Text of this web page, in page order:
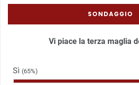
SONDAGGIO
Vi piace la terza maglia
Sì (65%)